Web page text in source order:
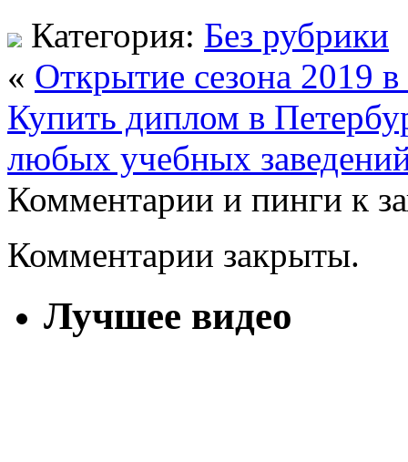
Категория: Без рубрики
« Открытие сезона 2019
Купить диплом в
любых учебных
Комментарии и пинги к
Комментарии закрыты.
Лучшее видео